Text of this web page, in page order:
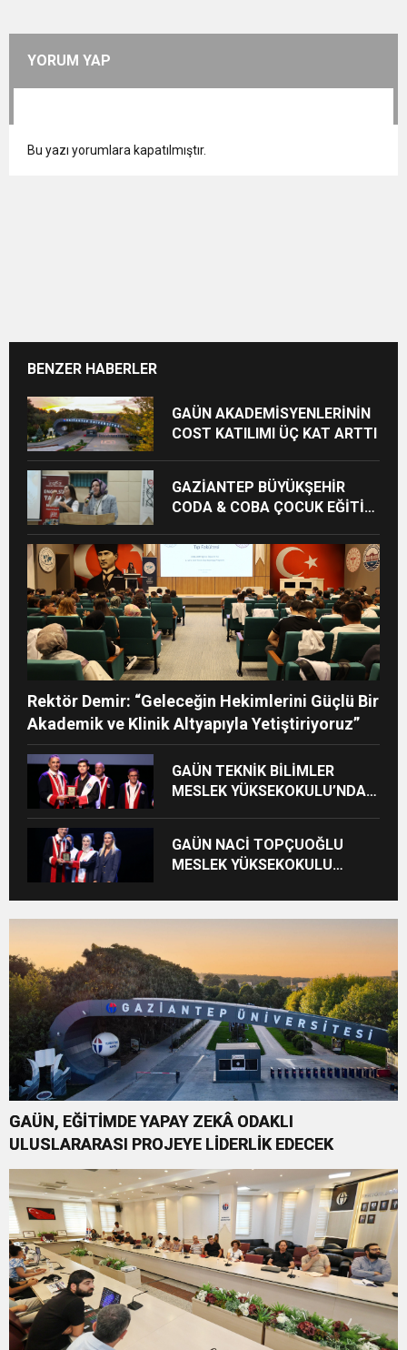
YORUM YAP
Bu yazı yorumlara kapatılmıştır.
BENZER HABERLER
GAÜN AKADEMİSYENLERİNİN
COST KATILIMI ÜÇ KAT ARTTI
GAZİANTEP BÜYÜKŞEHİR
CODA & COBA ÇOCUK EĞİTİM
HEYECANI
Rektör Demir: “Geleceğin Hekimlerini Güçlü Bir
Akademik ve Klinik Altyapıyla Yetiştiriyoruz”
GAÜN TEKNİK BİLİMLER
MESLEK YÜKSEKOKULU’NDA
GAÜN NACİ TOPÇUOĞLU
MESLEK YÜKSEKOKULU
GAÜN, EĞİTİMDE YAPAY ZEKÂ ODAKLI
ULUSLARARASI PROJEYE LİDERLİK EDECEK